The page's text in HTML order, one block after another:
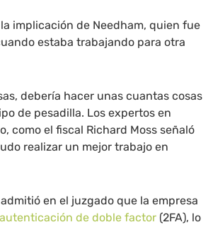
implicación de Needham, quien fue
estaba trabajando para otra
debería hacer unas cuantas cosas
de pesadilla. Los expertos en
como el fiscal Richard Moss señaló
realizar un mejor trabajo en
admitió en el juzgado que la empresa
de doble factor (2FA), lo